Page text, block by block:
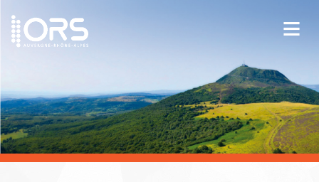
ORS Auvergne-Rhône-Alpes
Publications
Documentation / Veille